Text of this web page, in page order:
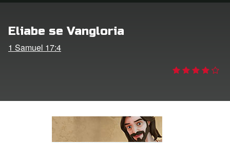
Eliabe se Vangloria
1 Samuel 17:4